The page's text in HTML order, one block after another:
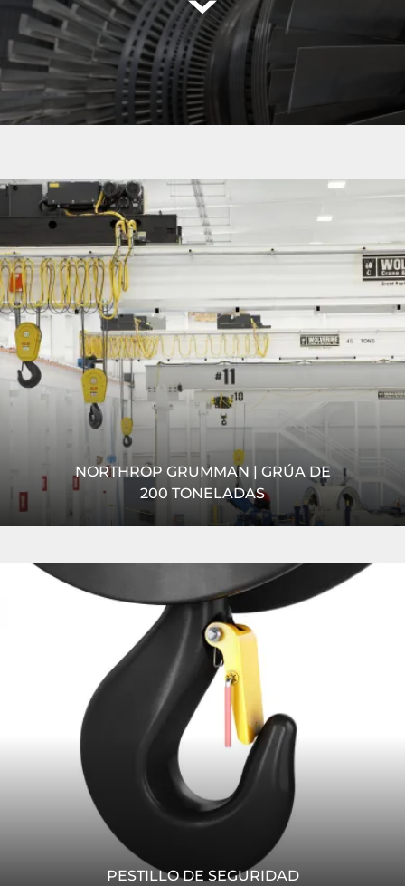
NORTHROP GRUMMAN | GRÚA DE
200 TONELADAS
Ante la necesidad de una grúa de 200 toneladas para la
fabricación de acero, el montaje y la fabricación
aeroespacial pesada, Reading Crane and Engineering Co....
LEER MÁS
Leer
PESTILLO DE SEGURIDAD